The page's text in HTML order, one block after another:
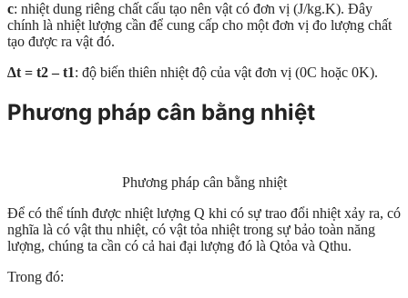
c: nhiệt dung riêng chất cấu tạo nên vật có đơn vị (J/kg.K). Đây
chính là nhiệt lượng cần để cung cấp cho một đơn vị đo lượng chất
tạo được ra vật đó.
∆t = t2 – t1: độ biến thiên nhiệt độ của vật đơn vị (0C hoặc 0K).
Phương pháp cân bằng nhiệt
Phương pháp cân bằng nhiệt
Để có thể tính được nhiệt lượng Q khi có sự trao đổi nhiệt xảy ra, có
nghĩa là có vật thu nhiệt, có vật tỏa nhiệt trong sự bảo toàn năng
lượng, chúng ta cần có cả hai đại lượng đó là Qtỏa và Qthu.
Trong đó: